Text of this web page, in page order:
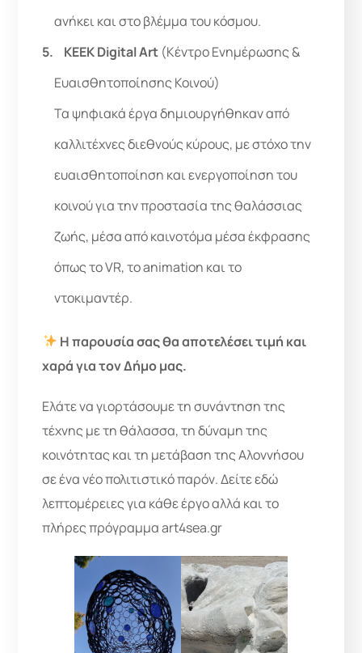
ανήκει και στο βλέμμα του κόσμου.
KEEK Digital Art (Κέντρο Ενημέρωσης &
Ευαισθητοποίησης Κοινού)
Τα ψηφιακά έργα δημιουργήθηκαν από
καλλιτέχνες διεθνούς κύρους, με στόχο την
ευαισθητοποίηση και ενεργοποίηση του
κοινού για την προστασία της θαλάσσιας
ζωής, μέσα από καινοτόμα μέσα έκφρασης
όπως το VR, το animation και το
ντοκιμαντέρ.
Η παρουσία σας θα αποτελέσει τιμή και
χαρά για τον Δήμο μας.
Ελάτε να γιορτάσουμε τη συνάντηση της
τέχνης με τη θάλασσα, τη δύναμη της
κοινότητας και τη μετάβαση της Αλοννήσου
σε ένα νέο πολιτιστικό παρόν. Δείτε εδώ
λεπτομέρειες για κάθε έργο αλλά και το
πλήρες πρόγραμμα art4sea.gr